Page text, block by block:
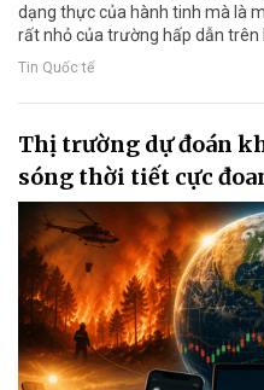
dạng thực của hành tinh mà là
rất nhỏ của trường hấp dẫn trên
Tin Quốc tế
Thị trường dự đoán
sóng thời tiết cực